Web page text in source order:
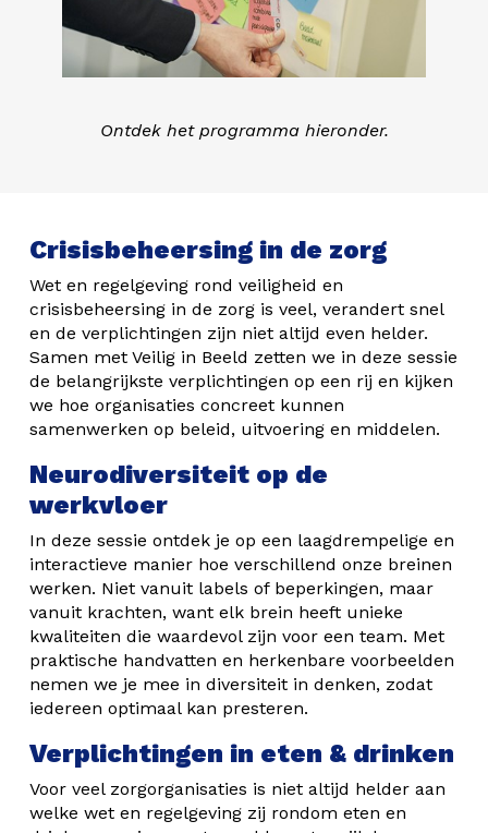
Ontdek het programma hieronder.
Crisisbeheersing in de zorg
Wet en regelgeving rond veiligheid en
crisisbeheersing in de zorg is veel, verandert snel
en de verplichtingen zijn niet altijd even helder.
Samen met Veilig in Beeld zetten we in deze sessie
de belangrijkste verplichtingen op een rij en kijken
we hoe organisaties concreet kunnen
samenwerken op beleid, uitvoering en middelen.
Neurodiversiteit op de
werkvloer
In deze sessie ontdek je op een laagdrempelige en
interactieve manier hoe verschillend onze breinen
werken. Niet vanuit labels of beperkingen, maar
vanuit krachten, want elk brein heeft unieke
kwaliteiten die waardevol zijn voor een team. Met
praktische handvatten en herkenbare voorbeelden
nemen we je mee in diversiteit in denken, zodat
iedereen optimaal kan presteren.
Verplichtingen in eten & drinken
Voor veel zorgorganisaties is niet altijd helder aan
welke wet en regelgeving zij rondom eten en